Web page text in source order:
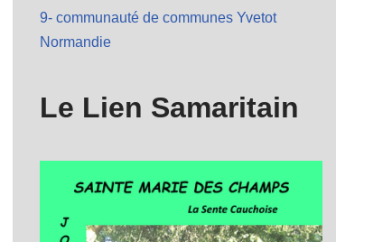
9- communauté de communes Yvetot
Normandie
Le Lien Samaritain